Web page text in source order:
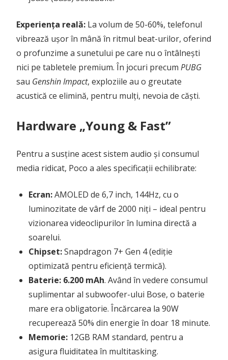
Experiența reală: La volum de 50-60%, telefonul
vibrează ușor în mână în ritmul beat-urilor, oferind
o profunzime a sunetului pe care nu o întâlnești
nici pe tabletele premium. În jocuri precum PUBG
sau Genshin Impact, exploziile au o greutate
acustică ce elimină, pentru mulți, nevoia de căști.
Hardware „Young & Fast”
Pentru a susține acest sistem audio și consumul
media ridicat, Poco a ales specificații echilibrate:
Ecran:AMOLED de 6,7 inch, 144Hz, cu o
luminozitate de vârf de 2000 niți – ideal pentru
vizionarea videoclipurilor în lumina directă a
soarelui.
Chipset:Snapdragon 7+ Gen 4 (ediție
optimizată pentru eficiență termică).
Baterie: 6.200 mAh. Având în vedere consumul
suplimentar al subwoofer-ului Bose, o baterie
mare era obligatorie. Încărcarea la 90W
recuperează 50% din energie în doar 18 minute.
Memorie: 12GB RAM standard, pentru a
asigura fluiditatea în multitasking.